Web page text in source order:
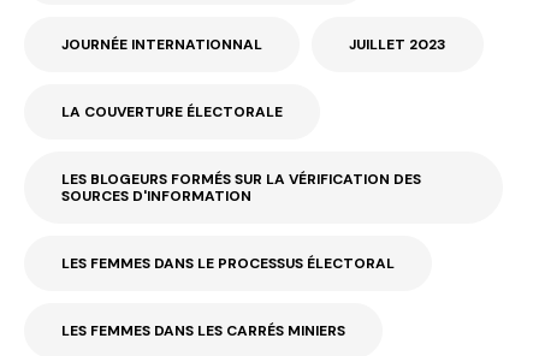
JOURNÉE INTERNATIONNAL JUILLET 2023
LA COUVERTURE ÉLECTORALE
LES BLOGEURS FORMÉS SUR LA VÉRIFICATION DES
SOURCES D'INFORMATION
LES FEMMES DANS LE PROCESSUS ÉLECTORAL
LES FEMMES DANS LES CARRÉS MINIERS